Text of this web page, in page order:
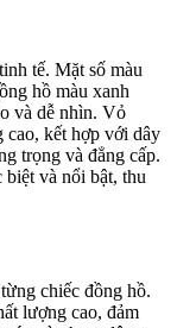
tế. Mặt số màu
hồ màu xanh
và dễ nhìn. Vỏ
cao, kết hợp với dây
trọng và đẳng cấp.
và nổi bật, thu
chiếc đồng hồ.
lượng cao, đảm